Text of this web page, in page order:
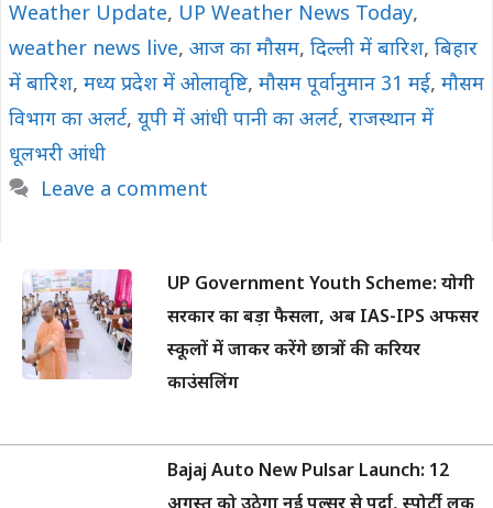
Weather Update, UP Weather News Today,
weather news live, आज का मौसम, दिल्ली में बारिश, बिहार
में बारिश, मध्य प्रदेश में ओलावृष्टि, मौसम पूर्वानुमान 31 मई, मौसम
विभाग का अलर्ट, यूपी में आंधी पानी का अलर्ट, राजस्थान में
धूलभरी आंधी
Leave a comment
UP Government Youth Scheme: योगी
सरकार का बड़ा फैसला, अब IAS-IPS अफसर
स्कूलों में जाकर करेंगे छात्रों की करियर
काउंसलिंग
Bajaj Auto New Pulsar Launch: 12